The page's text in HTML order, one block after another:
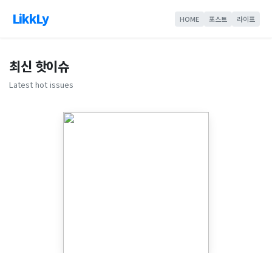
LikkLy HOME 포스트 라이프
최신 핫이슈
Latest hot issues